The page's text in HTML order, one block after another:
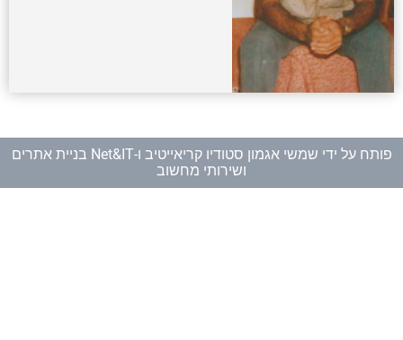
פותח על ידי שמשי אגמון סטודיו קריאייטיב ו-
Net&IT בניית אתרים
ושירותי מחשוב